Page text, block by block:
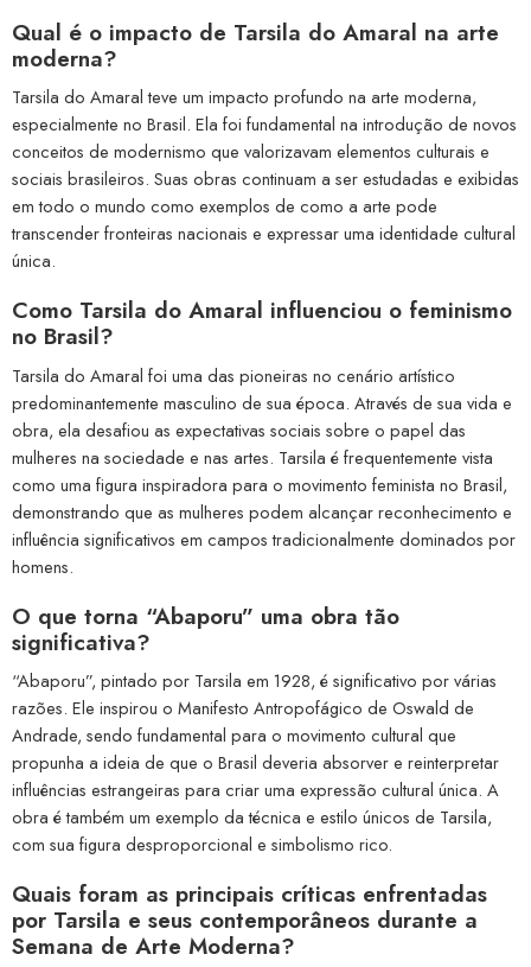
Qual é o impacto de Tarsila do Amaral na arte
moderna?
Tarsila do Amaral teve um impacto profundo na arte moderna,
especialmente no Brasil. Ela foi fundamental na introdução de novos
conceitos de modernismo que valorizavam elementos culturais e
sociais brasileiros. Suas obras continuam a ser estudadas e exibidas
em todo o mundo como exemplos de como a arte pode
transcender fronteiras nacionais e expressar uma identidade cultural
única.
Como Tarsila do Amaral influenciou o feminismo
no Brasil?
Tarsila do Amaral foi uma das pioneiras no cenário artístico
predominantemente masculino de sua época. Através de sua vida e
obra, ela desafiou as expectativas sociais sobre o papel das
mulheres na sociedade e nas artes. Tarsila é frequentemente vista
como uma figura inspiradora para o movimento feminista no Brasil,
demonstrando que as mulheres podem alcançar reconhecimento e
influência significativos em campos tradicionalmente dominados por
homens.
O que torna “Abaporu” uma obra tão
significativa?
“Abaporu”, pintado por Tarsila em 1928, é significativo por várias
razões. Ele inspirou o Manifesto Antropofágico de Oswald de
Andrade, sendo fundamental para o movimento cultural que
propunha a ideia de que o Brasil deveria absorver e reinterpretar
influências estrangeiras para criar uma expressão cultural única. A
obra é também um exemplo da técnica e estilo únicos de Tarsila,
com sua figura desproporcional e simbolismo rico.
Quais foram as principais críticas enfrentadas
por Tarsila e seus contemporâneos durante a
Semana de Arte Moderna?